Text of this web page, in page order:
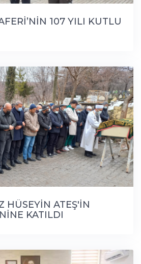
107 YILI KUTLU
HÜSEYİN ATEŞ'İN
KATILDI